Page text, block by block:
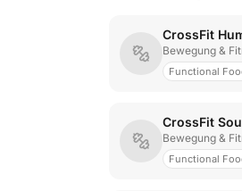
CrossFit
Bewegung &
Functional
CrossFit
Bewegung &
Functional